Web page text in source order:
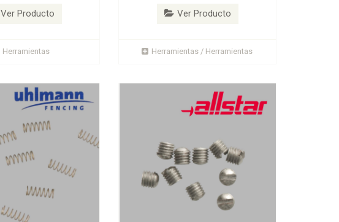
Ver Producto
Herramientas
Ver Producto
Herramientas / Herramientas